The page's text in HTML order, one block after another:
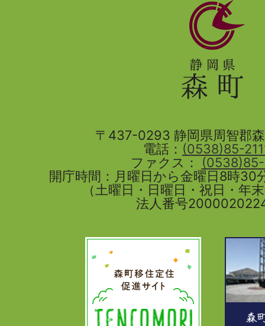
静
岡
県
森
町
〒437-0293 静岡県周智郡
電話： (0538)85-
ファクス：
開庁時間：月曜日から金曜日8時30
（土曜日・日曜日・祝日・年
法人番号